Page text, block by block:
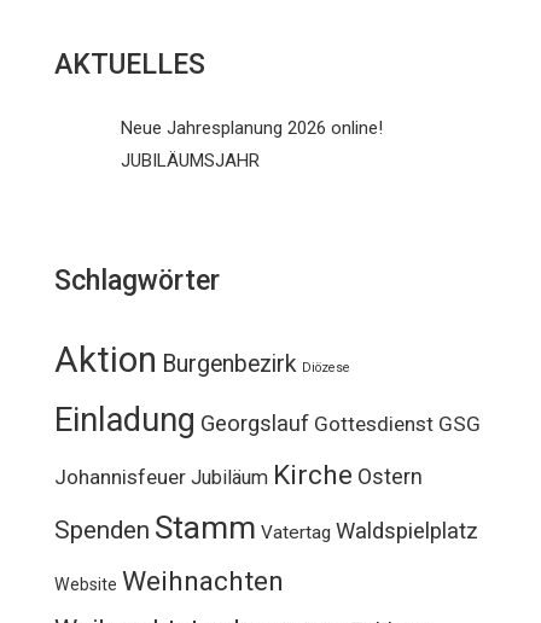
AKTUELLES
Neue Jahresplanung 2026 online!
JUBILÄUMSJAHR
Schlagwörter
Aktion Burgenbezirk Diözese
Einladung Georgslauf Gottesdienst GSG
Johannisfeuer Jubiläum Kirche Ostern
Spenden Stamm Vatertag Waldspielplatz
Website Weihnachten